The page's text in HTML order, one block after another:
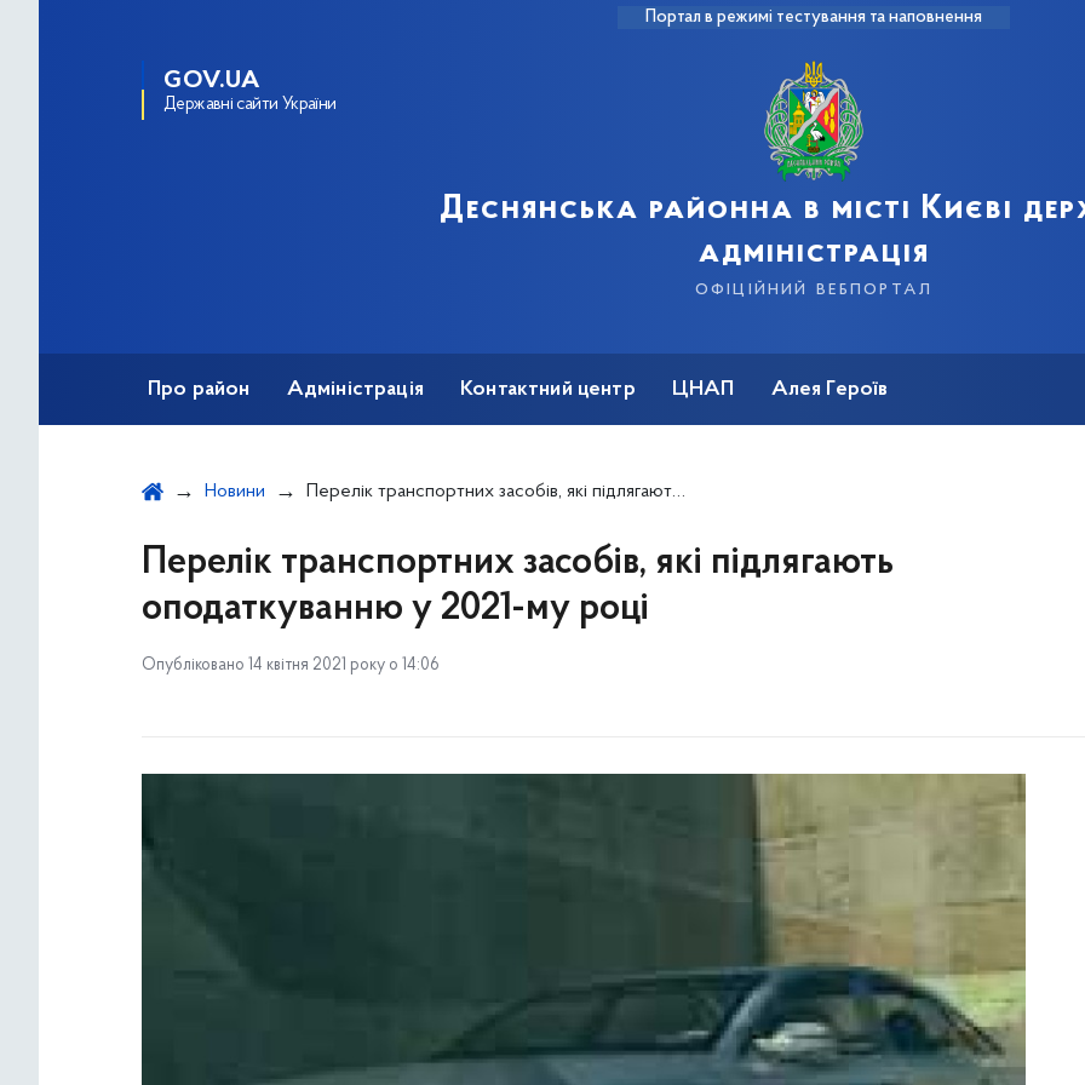
Портал в режимі тестування та наповнення
GOV.UA
Державні сайти України
Деснянська районна в місті Києві
адміністрація
офіційний вебпортал
Про район Адміністрація Контактний центр ЦНАП Алея Героїв
Новини Перелік транспортних засобів, які підлягають оподаткуванню у 2021-му році
Перелік транспортних засобів, які підлягають
оподаткуванню у 2021-му році
Опубліковано 14 квітня 2021 року о 14:06